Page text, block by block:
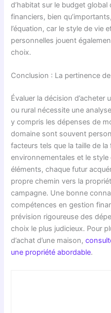
d’habitat sur le budget global
financiers, bien
l’équation, car le style de vie
personnelles jouent
choix.
Conclusion : La pertinence
Évaluer la décision d’acheter
ou rural nécessite une
y compris les dépenses de
domaine sont souvent
facteurs tels que la taille de
environnementales et le
éléments, chaque futur
propre chemin vers la
campagne. Une bonne
compétences en gestion
prévision rigoureuse des
choix le plus judicieux. Pour
d’achat d’une maison,
une propriété abordable.